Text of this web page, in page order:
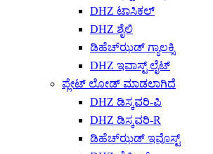
DHZ ಟಾಸಿಕಲ್
DHZ ಶೈಲಿ
ಡಿಹೆಚ್‌ಝಡ್ ಗ್ಯಾಲಕ್ಸಿ
DHZ ಇವಾಸ್ಟ್ ಲೈಟ್
ಪ್ಲೇಟ್ ಲೋಡ್ ಮಾಡಲಾಗಿದೆ
DHZ ಡಿಸ್ಕವರಿ-ಪಿ
DHZ ಡಿಸ್ಕವರಿ-R
ಡಿಹೆಚ್‌ಝಡ್ ಇವೊಸ್ಟ್